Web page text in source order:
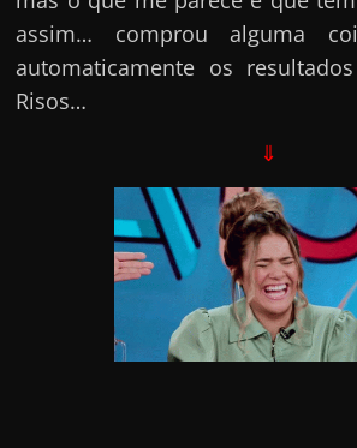
assim… comprou alguma
automaticamente os
Risos…
⇓